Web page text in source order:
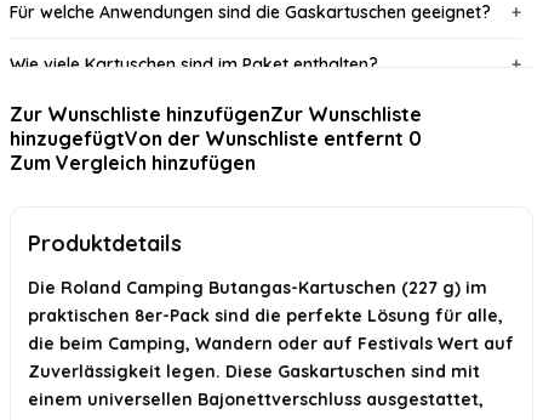
Für welche Anwendungen sind die Gaskartuschen geeignet?
Wie viele Kartuschen sind im Paket enthalten?
Sind die Kartuschen wiederbefüllbar?
Welches Sicherheitsmerkmal haben die Kartuschen?
immer im offiziellen Angebot.
Zur Wunschliste hinzufügenZur Wunschliste
hinzugefügtVon der Wunschliste entfernt 0
Zum Vergleich hinzufügen
Produktdetails
Die Roland Camping Butangas-Kartuschen (227 g) im
praktischen 8er-Pack sind die perfekte Lösung für alle,
die beim Camping, Wandern oder auf Festivals Wert auf
Zuverlässigkeit legen. Diese Gaskartuschen sind mit
einem universellen Bajonettverschluss ausgestattet,